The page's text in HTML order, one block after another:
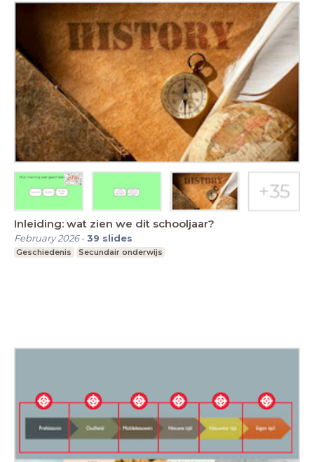
Inleiding: wat zien we dit schooljaar?
February 2026-39 slides
Geschiedenis Secundair onderwijs